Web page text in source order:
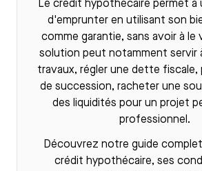
Le crédit hypothécaire permet à
d'emprunter en utilisant son
comme garantie, sans avoir à le
solution peut notamment servir
travaux, régler une dette fiscale,
de succession, racheter une
des liquidités pour un projet
professionnel.
Découvrez notre guide
crédit hypothécaire, ses